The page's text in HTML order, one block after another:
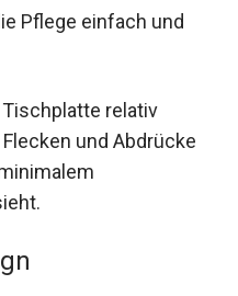
Pflege einfach und
relativ
und Abdrücke